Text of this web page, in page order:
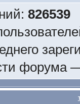
826539
форума